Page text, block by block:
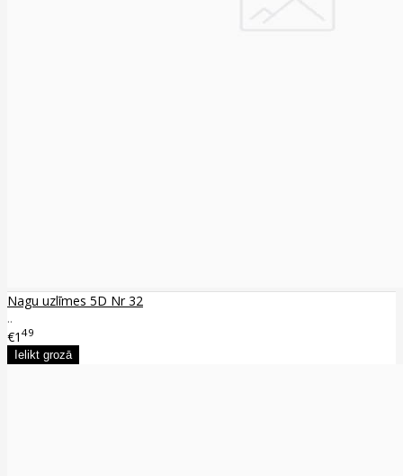
Nagu uzlīmes 5D Nr 32
..
€1 49